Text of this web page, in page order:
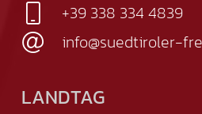
+39 338 334 4839
info@suedtiroler-
LANDTAG